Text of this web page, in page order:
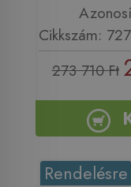
Cikkszám:
273 710 Ft
Rendelésre